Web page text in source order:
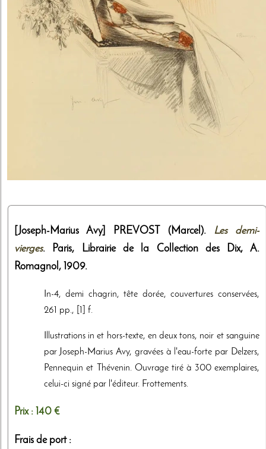
[Joseph-Marius Avy] PREVOST (Marcel). Les demi-
vierges. Paris,
Librairie de la Collection des Dix, A.
Romagnol , 1909.
In-4, demi chagrin, tête dorée, couvertures conservées,
261 pp., [1] f.
Illustrations in et hors-texte, en deux tons, noir et sanguine
par Joseph-Marius Avy, gravées à l'eau-forte par Delzers,
Pennequin et Thévenin. Ouvrage tiré à 300 exemplaires,
celui-ci signé par l'éditeur. Frottements.
Prix : 140 €
Frais de port :